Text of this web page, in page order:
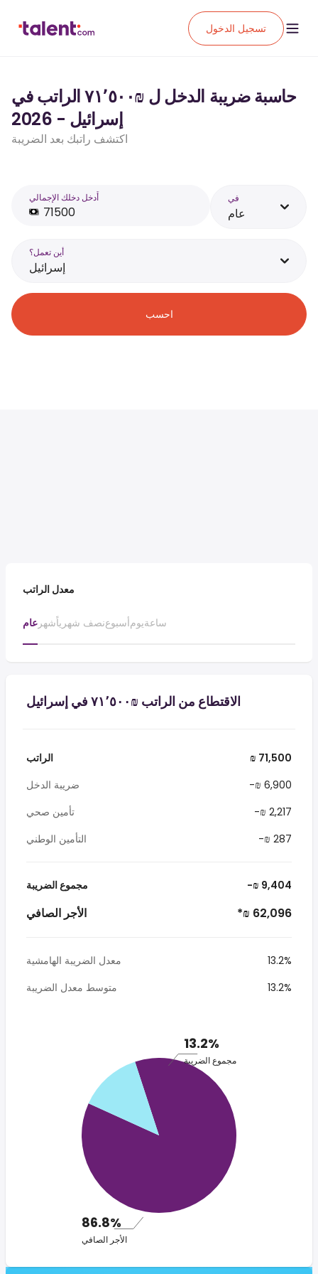
تسجيل الدخول
حاسبة ضريبة الدخل ل ₪‏٧١٬٥٠٠ الراتب في
إسرائيل - 2026
اكتشف راتبك بعد الضريبة
أَدخل دخلك الإجمالي في
عام
أين تعمل؟
إسرائيل
احسب
معدل الراتب
عام شهرنصف شهرياًأسبوعيومساعة
الاقتطاع من الراتب ₪‏٧١٬٥٠٠ في إسرائيل
الراتب
₪ 71,500
ضريبة الدخل
-₪ 6,900
تأمين صحي
-₪ 2,217
التأمين الوطني
-₪ 287
مجموع الضريبة -₪ 9,404
الأجر الصافي *₪ 62,096
معدل الضريبة الهامشية
13.2%
متوسط معدل الضريبة
13.2%
13.2%
مجموع الضريبة
86.8%
الأجر الصافي